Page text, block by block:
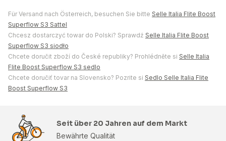
Für Versand nach Österreich, besuchen Sie bitte Selle Italia Flite Boost
Superflow S3 Sattel
Chcesz dostarczyć towar do Polski? Sprawdź Selle Italia Flite Boost
Superflow S3 siodło
Chcete doručit zboží do České republiky? Prohlédněte si Selle Italia
Flite Boost Superflow S3 sedlo
Chcete doručiť tovar na Slovensko? Pozrite si Sedlo Selle Italia Flite
Boost Superflow S3
Seit über 20 Jahren auf dem Markt
Bewährte Qualität